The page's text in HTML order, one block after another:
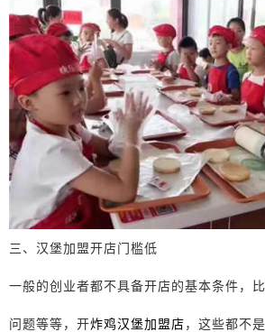
三、汉堡加盟开店门槛低
一般的创业者都不具备开店的基本条件，
问题等等，开炸鸡汉堡加盟店，这些都不